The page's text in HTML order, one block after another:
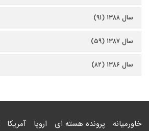
سال ۱۳۸۸ (۹۱)
سال ۱۳۸۷ (۵۹)
سال ۱۳۸۶ (۸۲)
خاورمیانه پرونده هسته ای اروپا آمریکا